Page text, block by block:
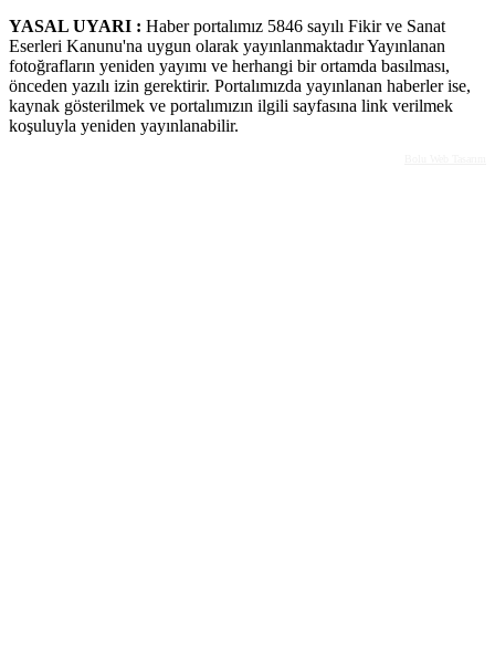
YASAL UYARI : Haber portalımız 5846 sayılı Fikir ve Sanat
Eserleri Kanunu'na uygun olarak yayınlanmaktadır Yayınlanan
fotoğrafların yeniden yayımı ve herhangi bir ortamda basılması,
önceden yazılı izin gerektirir. Portalımızda yayınlanan haberler ise,
kaynak gösterilmek ve portalımızın ilgili sayfasına link verilmek
koşuluyla yeniden yayınlanabilir.